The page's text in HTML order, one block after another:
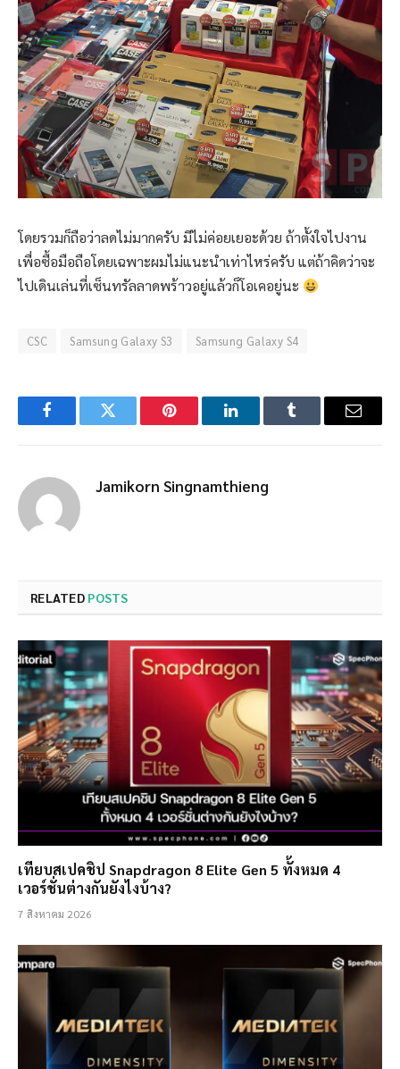
โดยรวมก็ถือว่าลดไม่มากครับ มีไม่ค่อยเยอะด้วย ถ้าตั้งใจไปงาน
เพื่อซื้อมือถือโดยเฉพาะผมไม่แนะนำเท่าไหร่ครับ แต่ถ้าคิดว่าจะ
ไปเดินเล่นที่เซ็นทรัลลาดพร้าวอยู่แล้วก็โอเคอยู่นะ
CSC Samsung Galaxy S3 Samsung Galaxy S4
FacebookTwitter Pinterest LinkedInTumblr Email
Jamikorn Singnamthieng
RELATED POSTS
เทียบสเปคชิป Snapdragon 8 Elite Gen 5 ทั้งหมด 4
เวอร์ชั่นต่างกันยังไงบ้าง?
7 สิงหาคม 2026